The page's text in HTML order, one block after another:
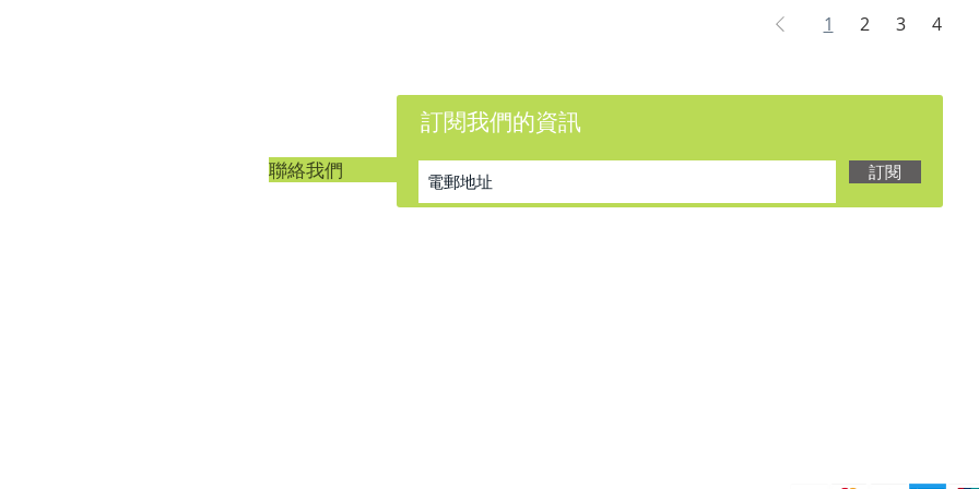
1 2 3 4
聯絡我們
訂閱我們的資訊
訂閱